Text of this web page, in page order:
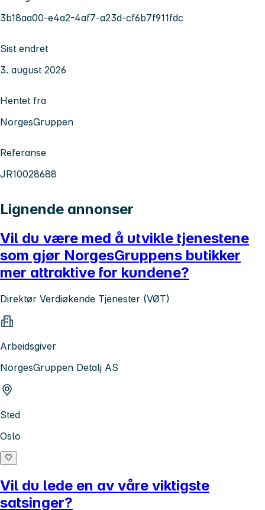
3b18aa00-e4a2-4af7-a23d-cf6b7f911fdc
Sist endret
3. august 2026
Hentet fra
NorgesGruppen
Referanse
JR10028688
Lignende annonser
Vil du være med å utvikle tjenestene
som gjør NorgesGruppens butikker
mer attraktive for kundene?
Direktør Verdiøkende Tjenester (VØT)
Arbeidsgiver
NorgesGruppen Detalj AS
Sted
Oslo
Vil du lede en av våre viktigste
satsinger?